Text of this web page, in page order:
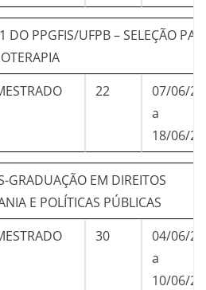
DO PPGFIS/UFPB – SELEÇÃO
22
07/06/
a
18/06/
GRADUAÇÃO EM DIREITOS
E POLÍTICAS PÚBLICAS
30
04/06/
a
10/06/